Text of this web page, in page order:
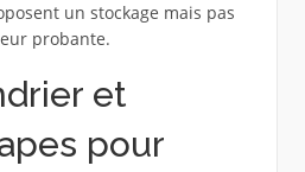
un stockage mais pas
probante.
et
pour